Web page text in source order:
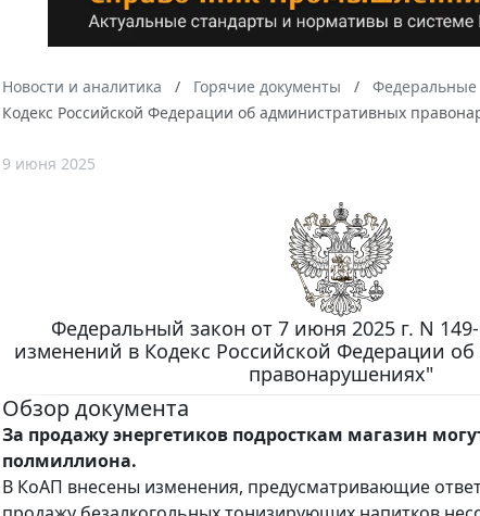
Новости и аналитика Горячие документы Федеральные
Кодекс Российской Федерации об административных
9 июня 2025
Федеральный закон от 7 июня 2025 г. N
изменений в Кодекс Российской Федерации
правонарушениях"
Обзор документа
За продажу энергетиков подросткам магазин
полмиллиона.
В КоАП внесены изменения, предусматривающие